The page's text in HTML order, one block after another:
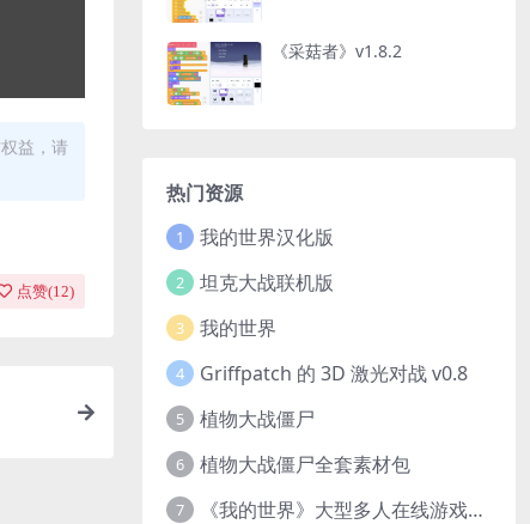
益，请
点赞(12)
《采菇者》v1.8.2
热门资源
1 我的世界汉化版
2 坦克大战联机版
3 我的世界
4 Griffpatch 的 3D 激光对战 v0.8
5 植物大战僵尸
6 植物大战僵尸全套素材包
7 《我的世界》大型多人在线游戏（MMO）v1.7